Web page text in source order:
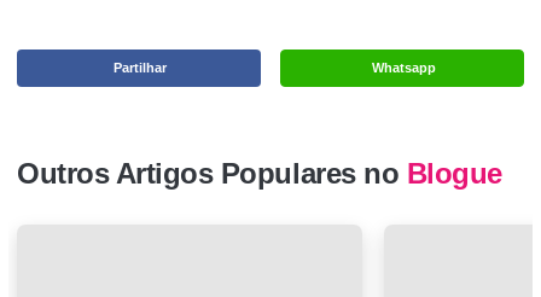
Whatsapp
Partilhar
Outros Artigos Populares no Blogue